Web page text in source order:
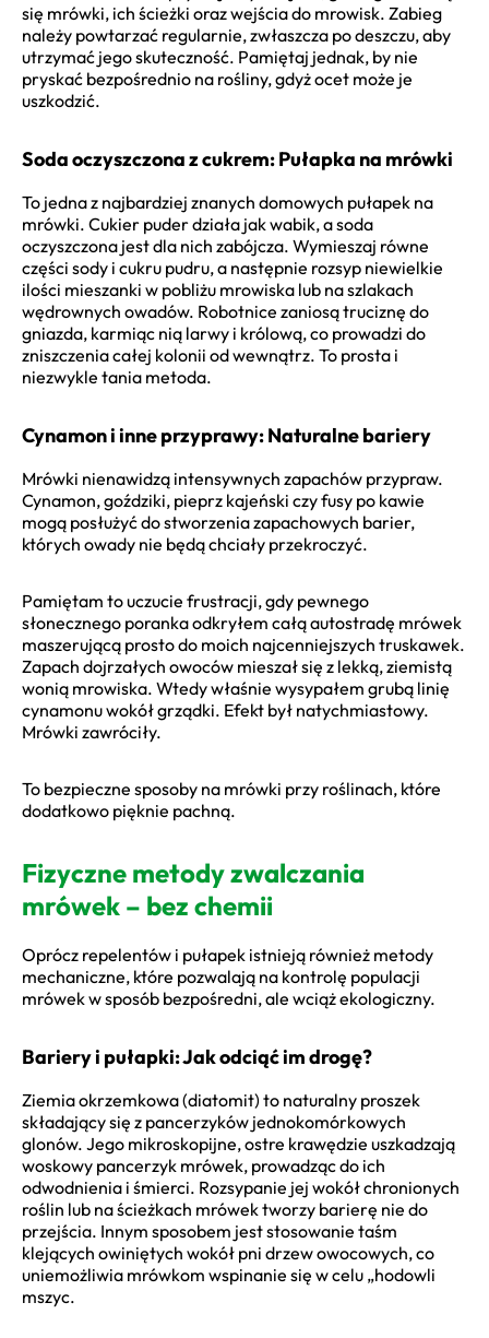
się mrówki, ich ścieżki oraz wejścia do mrowisk. Zabieg
należy powtarzać regularnie, zwłaszcza po deszczu, aby
utrzymać jego skuteczność. Pamiętaj jednak, by nie
pryskać bezpośrednio na rośliny, gdyż ocet może je
uszkodzić.
Soda oczyszczona z cukrem: Pułapka na mrówki
To jedna z najbardziej znanych domowych pułapek na
mrówki. Cukier puder działa jak wabik, a soda
oczyszczona jest dla nich zabójcza. Wymieszaj równe
części sody i cukru pudru, a następnie rozsyp niewielkie
ilości mieszanki w pobliżu mrowiska lub na szlakach
wędrownych owadów. Robotnice zaniosą truciznę do
gniazda, karmiąc nią larwy i królową, co prowadzi do
zniszczenia całej kolonii od wewnątrz. To prosta i
niezwykle tania metoda.
Cynamon i inne przyprawy: Naturalne bariery
Mrówki nienawidzą intensywnych zapachów przypraw.
Cynamon, goździki, pieprz kajeński czy fusy po kawie
mogą posłużyć do stworzenia zapachowych barier,
których owady nie będą chciały przekroczyć.
Pamiętam to uczucie frustracji, gdy pewnego
słonecznego poranka odkryłem całą autostradę mrówek
maszerującą prosto do moich najcenniejszych truskawek.
Zapach dojrzałych owoców mieszał się z lekką, ziemistą
wonią mrowiska. Wtedy właśnie wysypałem grubą linię
cynamonu wokół grządki. Efekt był natychmiastowy.
Mrówki zawróciły.
To bezpieczne sposoby na mrówki przy roślinach, które
dodatkowo pięknie pachną.
Fizyczne metody zwalczania
mrówek – bez chemii
Oprócz repelentów i pułapek istnieją również metody
mechaniczne, które pozwalają na kontrolę populacji
mrówek w sposób bezpośredni, ale wciąż ekologiczny.
Bariery i pułapki: Jak odciąć im drogę?
Ziemia okrzemkowa (diatomit) to naturalny proszek
składający się z pancerzyków jednokomórkowych
glonów. Jego mikroskopijne, ostre krawędzie uszkadzają
woskowy pancerzyk mrówek, prowadząc do ich
odwodnienia i śmierci. Rozsypanie jej wokół chronionych
roślin lub na ścieżkach mrówek tworzy barierę nie do
przejścia. Innym sposobem jest stosowanie taśm
klejących owiniętych wokół pni drzew owocowych, co
uniemożliwia mrówkom wspinanie się w celu „hodowli
mszyc.